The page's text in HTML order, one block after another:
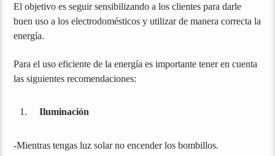
El objetivo es seguir sensibilizando a los clientes para darle
buen uso a los electrodomésticos y utilizar de manera correcta la
energía.
Para el uso eficiente de la energía es importante tener en cuenta
las siguientes recomendaciones:
Iluminación
-Mientras tengas luz solar no encender los bombillos.